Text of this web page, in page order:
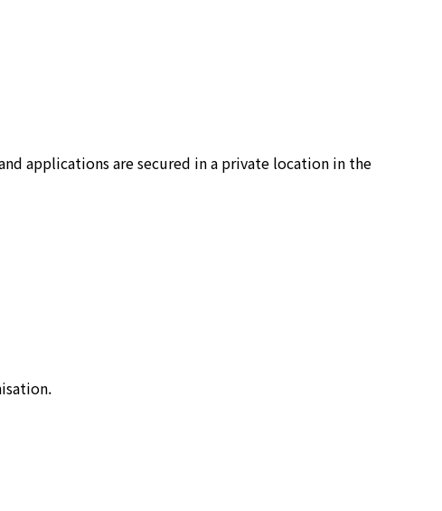
applications are secured in a private location in the